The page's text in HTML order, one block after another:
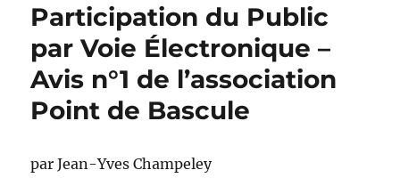
Participation du Public
par Voie Électronique –
Avis n°1 de l’association
Point de Bascule
par Jean-Yves Champeley